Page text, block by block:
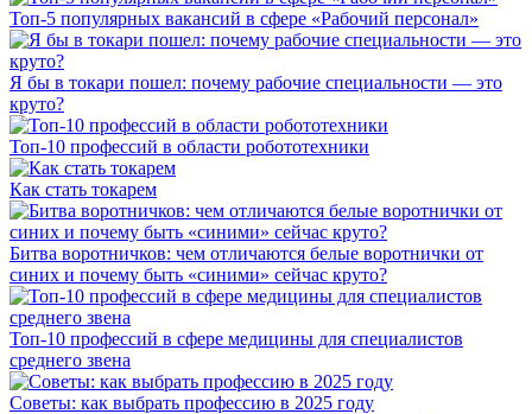
Топ-5 популярных вакансий в сфере «Рабочий персонал»
Я бы в токари пошел: почему рабочие специальности — это
круто?
Топ-10 профессий в области робототехники
Как стать токарем
Битва воротничков: чем отличаются белые воротнички от
синих и почему быть «синими» сейчас круто?
Топ-10 профессий в сфере медицины для специалистов
среднего звена
Советы: как выбрать профессию в 2025 году